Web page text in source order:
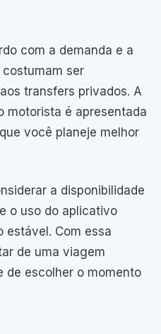
com a demanda e a
ser
transfers privados. A
motorista é apresentada
você planeje melhor
a disponibilidade
o uso do aplicativo
estável. Com essa
de uma viagem
de escolher o momento